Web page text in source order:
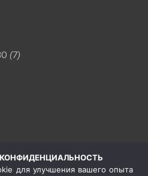
(7)
для улучшения вашего опыта